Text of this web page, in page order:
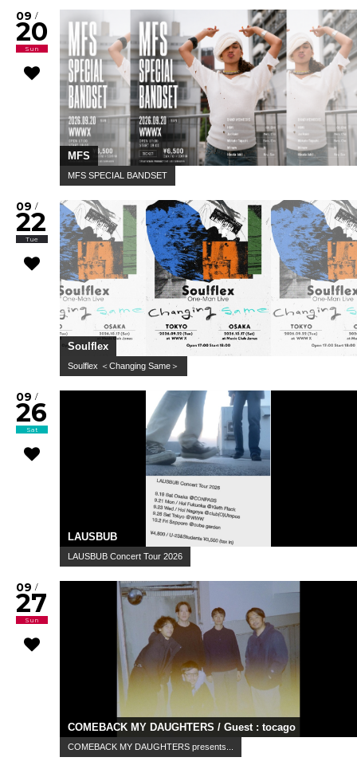
09 /
20
Sun
MFS
MFS SPECIAL BANDSET
09 /
22
Tue
Soulflex
Soulflex ＜Changing Same＞
09 /
26
Sat
LAUSBUB
LAUSBUB Concert Tour 2026
09 /
27
Sun
COMEBACK MY DAUGHTERS / Guest : tocago
COMEBACK MY DAUGHTERS presents...